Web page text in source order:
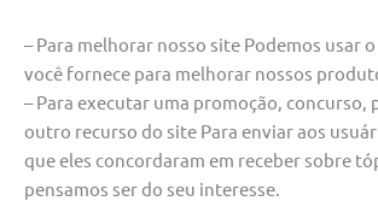
– Para melhorar nosso site Podemos usar
você fornece para melhorar nossos
– Para executar uma promoção, concurso,
outro recurso do site Para enviar aos
que eles concordaram em receber sobre
pensamos ser do seu interesse.